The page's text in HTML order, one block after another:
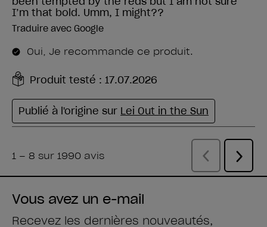
Vous avez un e-mail
Recevez les dernières nouveautés,